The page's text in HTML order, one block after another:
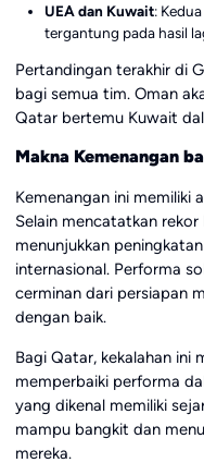
UEA dan Kuwait:
tergantung pada hasil
Pertandingan terakhir di
bagi semua tim. Oman
Qatar bertemu Kuwait
Makna Kemenangan
Kemenangan ini memiliki
Selain mencatatkan
menunjukkan
internasional. Performa
cerminan dari persiapan
dengan baik.
Bagi Qatar, kekalahan ini
memperbaiki performa
yang dikenal memiliki
mampu bangkit dan
mereka.